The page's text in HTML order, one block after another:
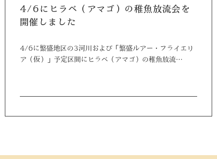
4/6にヒラベ（アマゴ）の稚魚放流会を
開催しました
4/6に繁盛地区の3河川および「繁盛ルアー・フライエリ
ア（仮）」予定区間にヒラベ（アマゴ）の稚魚放流…